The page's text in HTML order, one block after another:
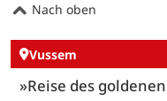
Nach oben
Vussem
»Reise des